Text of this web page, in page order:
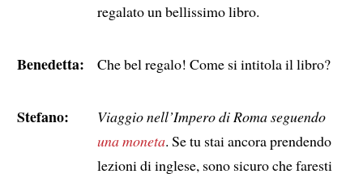
regalato un bellissimo libro.
Benedetta: Che bel regalo! Come si intitola il libro?
Stefano:
Viaggio nell’Impero di Roma seguendo
una moneta. Se tu stai ancora prendendo
lezioni di inglese, sono sicuro che faresti